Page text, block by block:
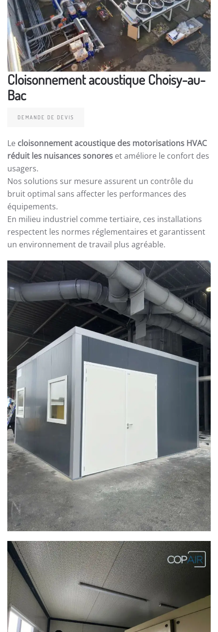
Cloisonnement acoustique Choisy-au-
Bac
DEMANDE DE DEVIS
Le cloisonnement acoustique des motorisations HVAC
réduit les nuisances sonores et améliore le confort des
usagers.
Nos solutions sur mesure assurent un contrôle du
bruit optimal sans affecter les performances des
équipements.
En milieu industriel comme tertiaire, ces installations
respectent les normes réglementaires et garantissent
un environnement de travail plus agréable.